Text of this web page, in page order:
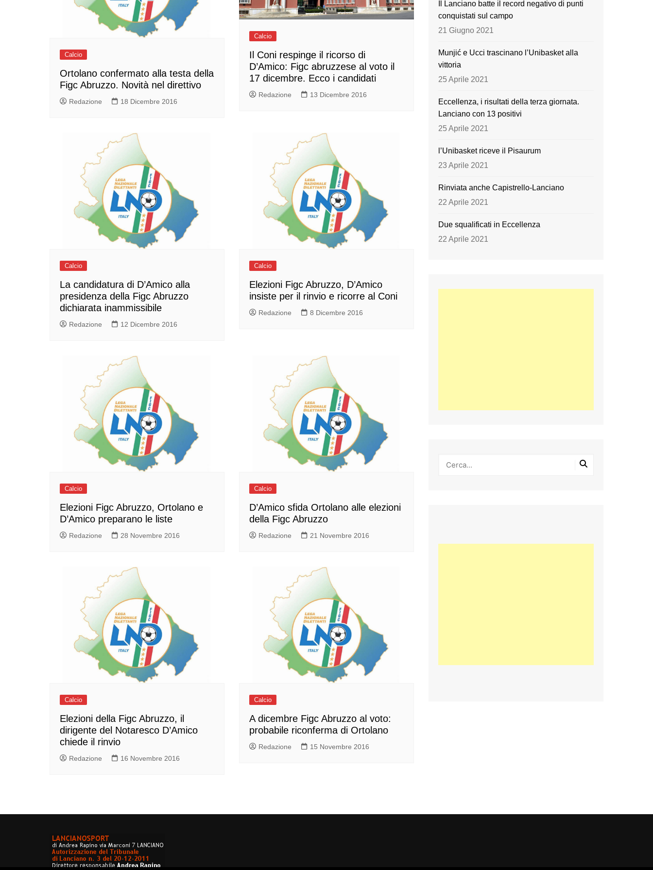
Calcio
Ortolano confermato alla testa della
Figc Abruzzo. Novità nel direttivo
Redazione 18 Dicembre 2016
Calcio
Il Coni respinge il ricorso di
D’Amico: Figc abruzzese al voto il
17 dicembre. Ecco i candidati
Redazione 13 Dicembre 2016
Calcio
La candidatura di D’Amico alla
presidenza della Figc Abruzzo
dichiarata inammissibile
Redazione 12 Dicembre 2016
Calcio
Elezioni Figc Abruzzo, D’Amico
insiste per il rinvio e ricorre al Coni
Redazione 8 Dicembre 2016
Calcio
Elezioni Figc Abruzzo, Ortolano e
D’Amico preparano le liste
Redazione 28 Novembre 2016
Calcio
D’Amico sfida Ortolano alle elezioni
della Figc Abruzzo
Redazione 21 Novembre 2016
Calcio
Elezioni della Figc Abruzzo, il
dirigente del Notaresco D’Amico
chiede il rinvio
Redazione 16 Novembre 2016
Calcio
A dicembre Figc Abruzzo al voto:
probabile riconferma di Ortolano
Redazione 15 Novembre 2016
o
k
e
Il Lanciano batte il record negativo di punti
conquistati sul campo
21 Giugno 2021
Munjić e Ucci trascinano l’Unibasket alla
vittoria
25 Aprile 2021
Eccellenza, i risultati della terza giornata.
Lanciano con 13 positivi
25 Aprile 2021
l’Unibasket riceve il Pisaurum
23 Aprile 2021
Rinviata anche Capistrello-Lanciano
22 Aprile 2021
Due squalificati in Eccellenza
22 Aprile 2021